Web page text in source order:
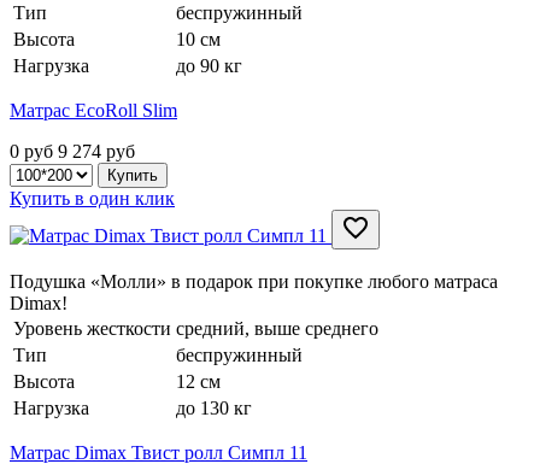
Тип
беспружинный
Высота
10 см
Нагрузка
до 90 кг
Матрас EcoRoll Slim
0 руб 9 274 руб
Купить в один клик
Подушка «Молли» в подарок при покупке любого матраса
Dimax!
Уровень жесткости средний, выше среднего
Тип
беспружинный
Высота
12 см
Нагрузка
до 130 кг
Матрас Dimax Твист ролл Симпл 11